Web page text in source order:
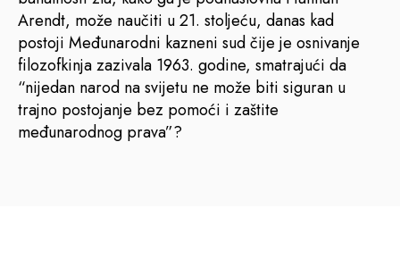
Arendt, može naučiti u 21. stoljeću, danas kad
postoji Međunarodni kazneni sud čije je osnivanje
filozofkinja zazivala 1963. godine, smatrajući da
“nijedan narod na svijetu ne može biti siguran u
trajno postojanje bez pomoći i zaštite
međunarodnog prava”?